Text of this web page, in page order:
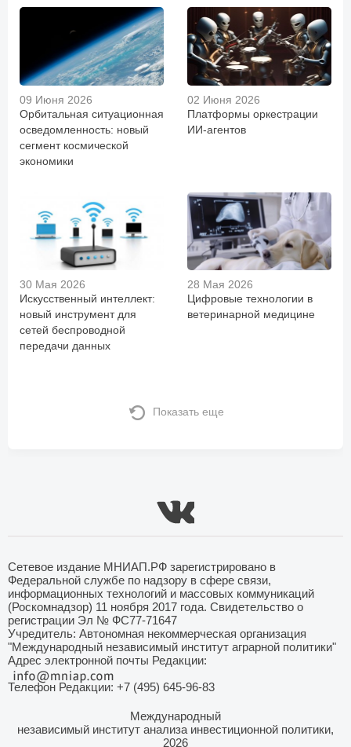
09 Июня 2026
Орбитальная ситуационная
осведомленность: новый
сегмент космической
экономики
02 Июня 2026
Платформы оркестрации
ИИ-агентов
30 Мая 2026
Искусственный интеллект:
новый инструмент для
сетей беспроводной
передачи данных
28 Мая 2026
Цифровые технологии в
ветеринарной медицине
Показать еще
Сетевое издание МНИАП.РФ зарегистрировано в
Федеральной службе по надзору в сфере связи,
информационных технологий и массовых коммуникаций
(Роскомнадзор) 11 ноября 2017 года. Свидетельство о
регистрации Эл № ФС77-71647
Учредитель: Автономная некоммерческая организация
"Международный независимый институт аграрной политики"
Адрес электронной почты Редакции:
Телефон Редакции: +7 (495) 645-96-83
Международный
независимый институт анализа инвестиционной политики,
2026